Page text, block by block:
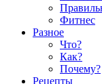
Фитнес
Разное
Что?
Как?
Почему?
Рецепты